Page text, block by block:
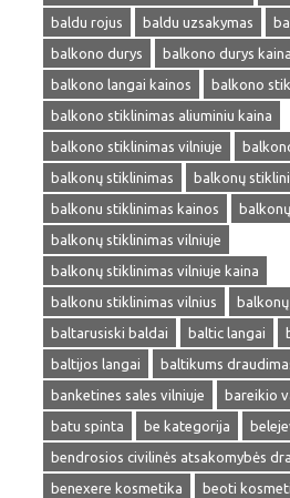
baldu rojus
baldu uzsakymas
balkono durys
balkono durys kaina
balkono langai kainos
balkono
balkono stiklinimas aliuminiu kaina
balkono stiklinimas vilniuje
balkonų stiklinimas
balkonų
balkonu stiklinimas kainos
balkonų stiklinimas vilniuje
balkonų stiklinimas vilniuje kaina
balkonu stiklinimas vilnius
baltarusiski baldai
baltic langai
baltijos langai
baltikums
banketines sales vilniuje
bareikio
batu spinta
be kategorija
bendrosios civilinės atsakomybės
benexere kosmetika
beoti